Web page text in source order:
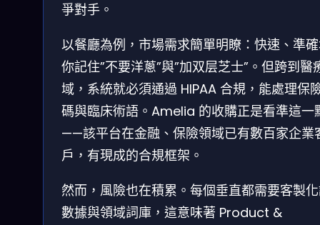
爭對手。
以餐廳為例，市場需求簡單明瞭：快速、準
你記住”不要洋蔥”與”加双层芝士”。但跨到醫
域，系統就必須通過 HIPAA 合規，能處理保
碼與臨床術語。Amelia 的收購正是看準這一
——該平台在金融、保險領域已有數百家企業
戶，有現成的合規框架。
然而，風險也在積累。每個垂直都需要客製
數據與領域詞庫，這意味著 Product &